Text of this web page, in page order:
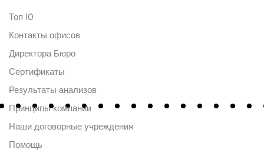
Топ 10
Контакты офисов
Директора Бюро
Сертификаты
Результаты анализов
Принципы компании
Наши договорные учреждения
Помощь